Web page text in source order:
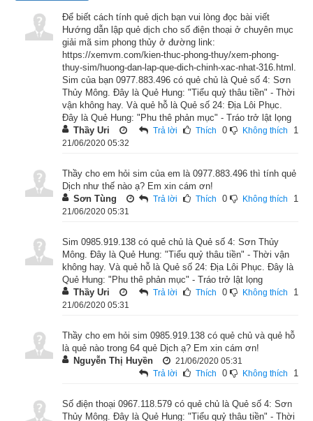
tương ứng là Ngọ. Độc giả tìm hiểu sâu hơn ở bài viết
Nghiên cứu bói dịch - tượng nhóm quẻ Ly và ý nghĩa trong dự
đoán”.
2. Quẻ Sơn Thủy Mông tốt hay xấu
Giải nghĩa quẻ Sơn Thủy Mông
Quẻ Sơn Thủy Mông có Hạ quái (Nội quái) là: ☵ (
gẽn) Cấn hay Núi ( 山) nên là quẻ “tương khắc”. Tượng quẻ là
nước chảy dưới núi. (Cấn trên, Khảm dưới). Nước mới ra
chi tiết luận giải Tượng quẻ, thoán từ, thoán truyện quẻ Sơn
Để biết cách tính quẻ dịch bạn vui lòng đọc bài viết
Hướng dẫn lập quẻ dịch cho số điện thoại ở chuyên mục
giải mã sim phong thủy ở đường link:
https://xemvm.com/kien-thuc-phong-thuy/xem-phong-
thuy-sim/huong-dan-lap-que-dich-chinh-xac-nhat-316.html.
Sim của bạn 0977.883.496 có quẻ chủ là Quẻ số 4: Sơn
Thủy Mông. Đây là Quẻ Hung: "Tiểu quỷ thâu tiền" - Thời
vận không hay. Và quẻ hỗ là Quẻ số 24: Địa Lôi Phục.
Đây là Quẻ Hung: "Phu thê phản mục" - Tráo trở lật lọng
Thầy Uri
Trả lời Thích 0 Không thích 1
21/06/2020 05:32
Thầy cho em hỏi sim của em là 0977.883.496 thì tính quẻ
Dịch như thế nào ạ? Em xin cám ơn!
Sơn Tùng
Trả lời Thích 0 Không thích 1
21/06/2020 05:31
Sim 0985.919.138 có quẻ chủ là Quẻ số 4: Sơn Thủy
Mông. Đây là Quẻ Hung: "Tiểu quỷ thâu tiền" - Thời vận
không hay. Và quẻ hỗ là Quẻ số 24: Địa Lôi Phục. Đây là
Quẻ Hung: "Phu thê phản mục" - Tráo trở lật lọng
Thầy Uri
Trả lời Thích 0 Không thích 1
21/06/2020 05:31
Thầy cho em hỏi sim 0985.919.138 có quẻ chủ và quẻ hỗ
là quẻ nào trong 64 quẻ Dịch ạ? Em xin cám ơn!
Nguyễn Thị Huyền
Trả lời Thích 0 Không thích 1
21/06/2020 05:31
Số điện thoại 0967.118.579 có quẻ chủ là Quẻ số 4: Sơn
Thủy Mông. Đây là Quẻ Hung: "Tiểu quỷ thâu tiền" - Thời